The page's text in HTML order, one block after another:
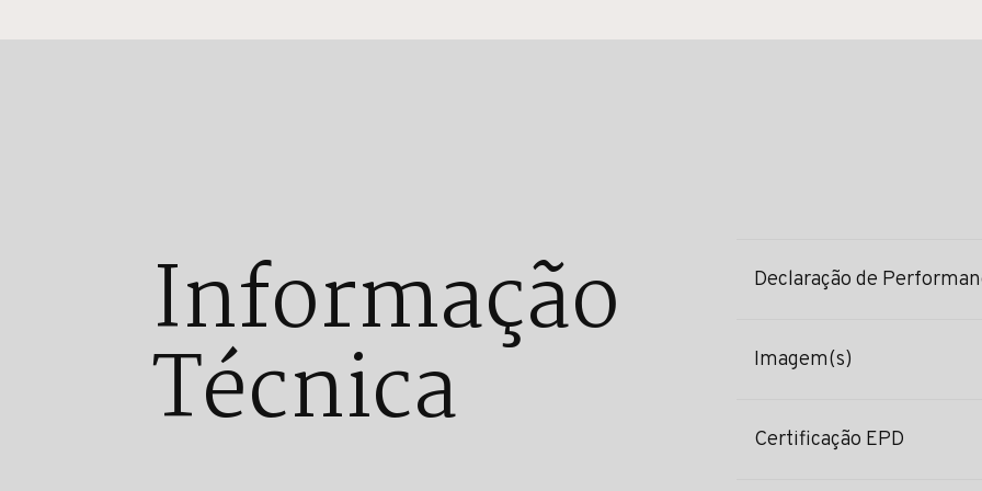
Informação
Técnica
Declaração de
Imagem(s)
Certificação EPD